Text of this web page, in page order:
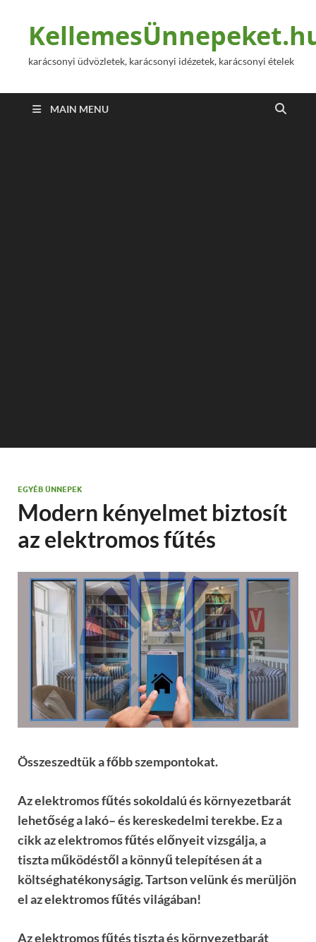
karácsonyi üdvözletek, karácsonyi idézetek, karácsonyi ételek
MAIN MENU
EGYÉB ÜNNEPEK
Modern kényelmet biztosít
az elektromos fűtés
Összeszedtük a főbb szempontokat.
Az elektromos fűtés sokoldalú és környezetbarát
lehetőség a lakó–és kereskedelmi terekbe. Ez a
cikk az elektromos fűtés előnyeit vizsgálja, a
tiszta működéstől a könnyű telepítésen át a
költséghatékonyságig. Tartson velünkés merüljön
el az elektromos fűtés világában!
Az elektromos fűtés tisztaés környezetbarát